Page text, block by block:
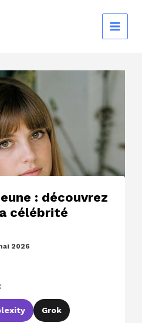
: découvrez
célébrité
2026
Grok